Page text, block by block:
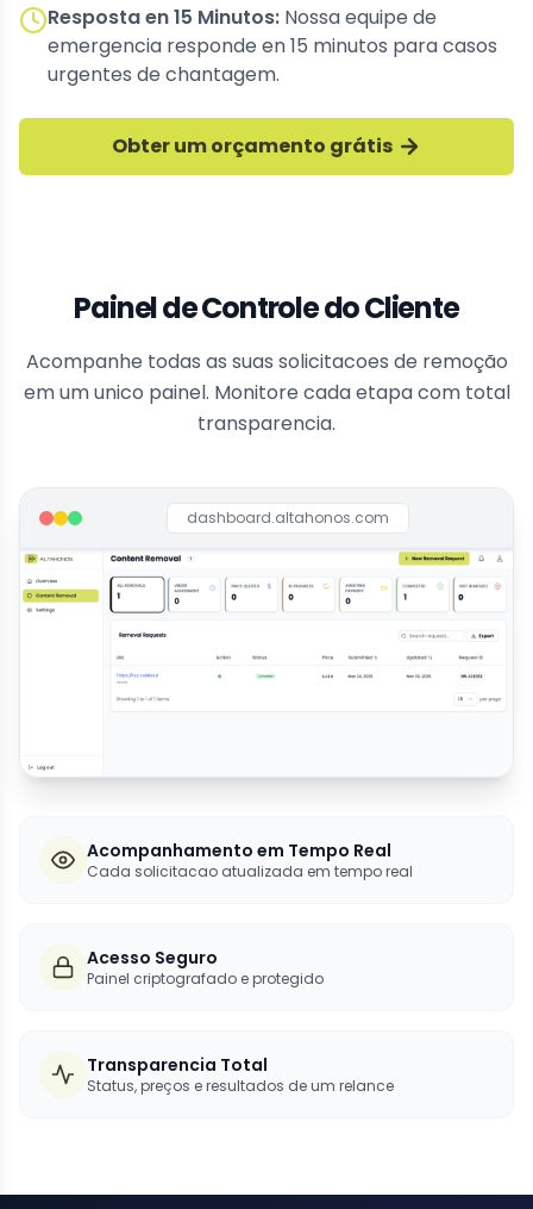
Resposta en 15 Minutos: Nossa equipe de
emergencia responde en 15 minutos para casos
urgentes de chantagem.
Obter um orçamento grátis
Painel de Controle do Cliente
Acompanhe todas as suas solicitacoes de remoção
em um unico painel. Monitore cada etapa com total
transparencia.
dashboard.altahonos.com
Acompanhamento em Tempo Real
Cada solicitacao atualizada em tempo real
Acesso Seguro
Painel criptografado e protegido
Transparencia Total
Status, preços e resultados de um relance